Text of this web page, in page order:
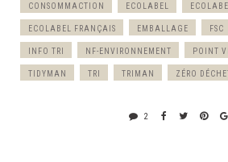
CONSOMMACTION ECOLABEL
ECOLABEL FRANÇAIS EMBALLAGE FSC
INFO TRI NF-ENVIRONNEMENT POINT
TIDYMAN TRI TRIMAN ZÉRO
2